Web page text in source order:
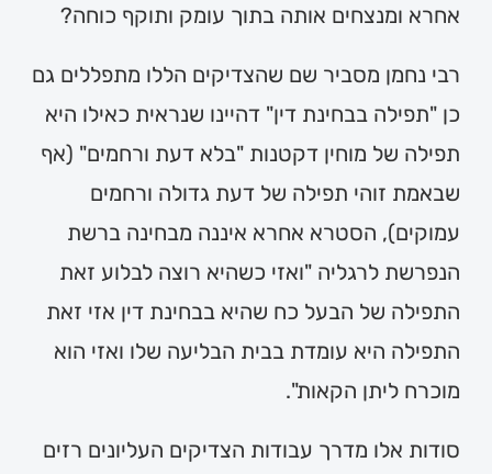
אחרא ומנצחים אותה בתוך עומק ותוקף כוחה?
רבי נחמן מסביר שם שהצדיקים הללו מתפללים גם
כן "תפילה בבחינת דין" דהיינו שנראית כאילו היא
תפילה של מוחין דקטנות "בלא דעת ורחמים" (אף
שבאמת זוהי תפילה של דעת גדולה ורחמים
עמוקים), הסטרא אחרא איננה מבחינה ברשת
הנפרשת לרגליה "ואזי כשהיא רוצה לבלוע זאת
התפילה של הבעל כח שהיא בבחינת דין אזי זאת
התפילה היא עומדת בבית הבליעה שלו ואזי הוא
מוכרח ליתן הקאות".
סודות אלו מדרך עבודות הצדיקים העליונים רזים